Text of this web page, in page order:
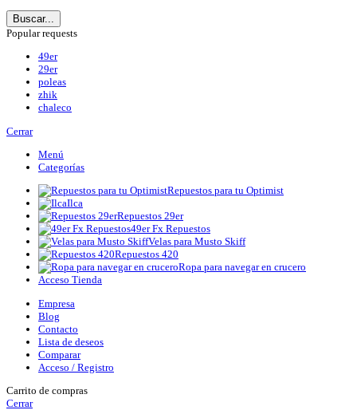
Buscar...
Popular requests
49er
29er
poleas
zhik
chaleco
Cerrar
Menú
Categorías
Repuestos para tu Optimist
Ilca
Repuestos 29er
49er Fx Repuestos
Velas para Musto Skiff
Repuestos 420
Ropa para navegar en crucero
Acceso Tienda
Empresa
Blog
Contacto
Lista de deseos
Comparar
Acceso / Registro
Carrito de compras
Cerrar